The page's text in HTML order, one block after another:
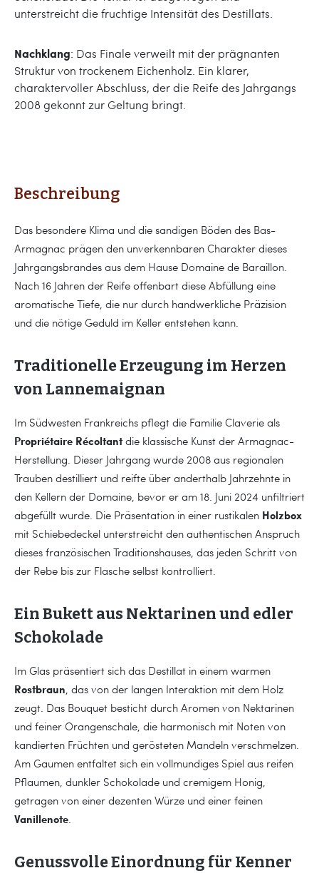
unterstreicht die fruchtige Intensität des Destillats.
Nachklang: Das Finale verweilt mit der prägnanten
Struktur von trockenem Eichenholz. Ein klarer,
charaktervoller Abschluss, der die Reife des Jahrgangs
2008 gekonnt zur Geltung bringt.
Beschreibung
Das besondere Klima und die sandigen Böden des Bas-
Armagnac prägen den unverkennbaren Charakter dieses
Jahrgangsbrandes aus dem Hause Domaine de Baraillon.
Nach 16 Jahren der Reife offenbart diese Abfüllung eine
aromatische Tiefe, die nur durch handwerkliche Präzision
und die nötige Geduld im Keller entstehen kann.
Traditionelle Erzeugung im Herzen
von Lannemaignan
Im Südwesten Frankreichs pflegt die Familie Claverie als
Propriétaire Récoltantdie klassische Kunst der Armagnac-
Herstellung. Dieser Jahrgang wurde 2008 aus regionalen
Trauben destilliert und reifte über anderthalb Jahrzehnte in
den Kellern der Domaine, bevor er am 18. Juni 2024 unfiltriert
abgefüllt wurde. Die Präsentation in einer rustikalen Holzbox
mit Schiebedeckel unterstreicht den authentischen Anspruch
dieses französischen Traditionshauses, das jeden Schritt von
der Rebe bis zur Flasche selbst kontrolliert.
Ein Bukett aus Nektarinen und edler
Schokolade
Im Glas präsentiert sich das Destillat in einem warmen
Rostbraun , das von der langen Interaktion mit dem Holz
zeugt. Das Bouquet besticht durch Aromen von Nektarinen
und feiner Orangenschale, die harmonisch mit Noten von
kandierten Früchten und gerösteten Mandeln verschmelzen.
Am Gaumen entfaltet sich ein vollmundiges Spiel aus reifen
Pflaumen, dunkler Schokolade und cremigem Honig,
getragen von einer dezenten Würze und einer feinen
Vanillenote
Genussvolle Einordnung für Kenner